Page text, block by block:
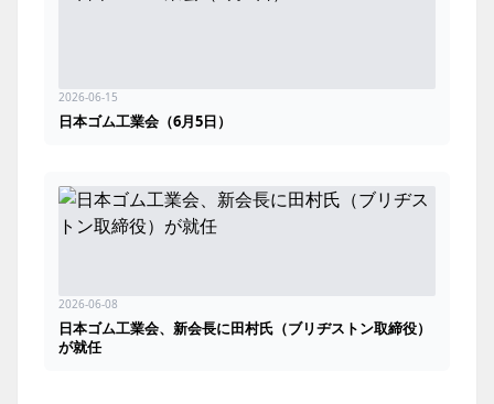
2026-06-15
日本ゴム工業会（6月5日）
2026-06-08
日本ゴム工業会、新会長に田村氏（ブリヂストン取締役）
が就任